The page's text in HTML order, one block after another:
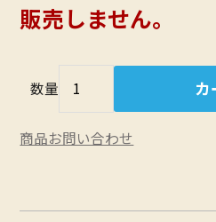
販売しません。
数量
商品お問い合わせ